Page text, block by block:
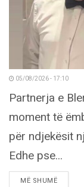
05/08/2026 - 17:10
Partnerja e
moment të
për ndjekësit
Edhe pse...
MË SHUMËDETAILS